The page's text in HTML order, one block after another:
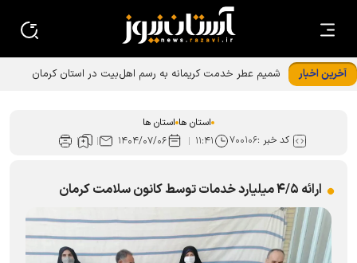
آخرین اخبار شمیم عطر خدمت کریمانه به رسم اهل‌بیت در استان کرمان
استان ها استان ها
کد خبر :۷۰۰۱۰۶ ۱۱:۴۱ ۱۴۰۴/۰۷/۰۶
ارائه ۴/۵ میلیارد خدمات توسط کانون سلامت کرمان